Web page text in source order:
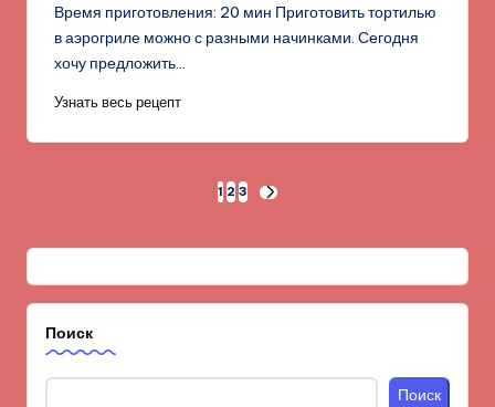
Время приготовления: 20 мин Приготовить тортилью
в аэрогриле можно с разными начинками. Сегодня
хочу предложить…
Узнать весь рецепт
записей
1 2 3
СЛЕД.
Поиск
Поиск